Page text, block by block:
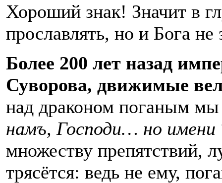
Хороший знак! Значит в
прославлять, но и Бога
Более 200 лет назад
Суворова, движимые
над драконом поганым
намъ, Господи… но
множеству препятствий,
трясётся: ведь не ему,